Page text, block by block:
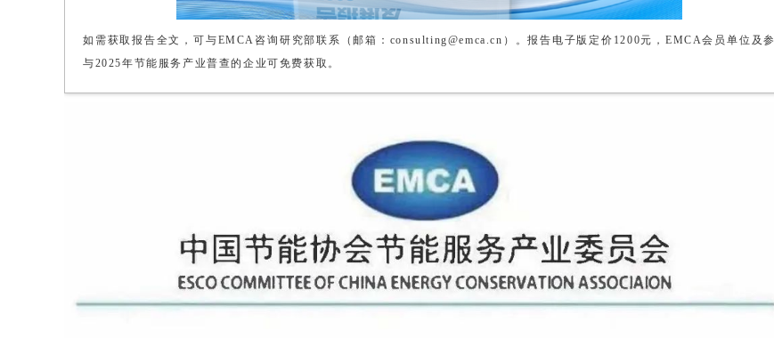
如需获取报告全文，可与EMCA咨询研究部联系（邮箱：consulting@emca.cn）。报告电子版定价1200元，EMCA会员单位及参
与2025年节能服务产业普查的企业可免费获取。